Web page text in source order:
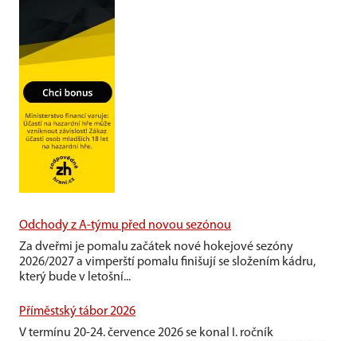
Odchody z A-týmu před novou sezónou
Za dveřmi je pomalu začátek nové hokejové sezóny
2026/2027 a vimperští pomalu finišují se složením kádru,
který bude v letošní...
Příměstský tábor 2026
V termínu 20-24. července 2026 se konal I. ročník